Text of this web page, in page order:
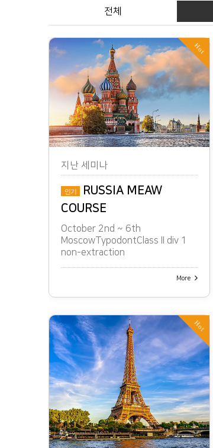
전체
Hot
지난 세미나
인기
RUSSIA MEAW
COURSE
October 2nd ~ 6th
MoscowTypodontClass II div 1
non-extraction
More
Hot